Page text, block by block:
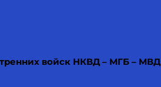
войск НКВД – МГБ – МВД